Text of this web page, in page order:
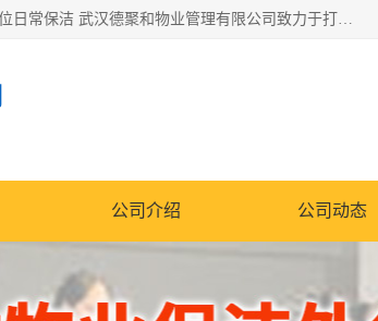
专业提供光谷物业保洁、关谷日常保洁、光谷保洁外包及武汉其他城区的单位日常保洁 武汉德聚和物业管理有限公司致力于打造中国专业物业保洁服务、日常保洁及其他保洁清洗外包服务。自公司成立以来提倡以先进的物业管理理念和模式经营，谋篇布局，以“至诚服务、精益求精、规范管理、锐意拓新”为质量方针，强化内部管理，为业主提供专业化、标准化和精细化的全方位物业服务，管理服务水平得到了广大业主和业内人士的一致好评。
公司介绍 公司动态